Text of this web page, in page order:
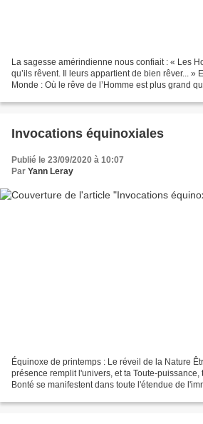
La sagesse amérindienne nous confiait : « Les
qu’ils rêvent. Il leurs appartient de bien rêver... »
Monde : Où le rêve de l’Homme est plus grand
Invocations équinoxiales
Publié le 23/09/2020 à 10:07
Par Yann Leray
Équinoxe de printemps : Le réveil de la Nature
présence remplit l'univers, et ta Toute-puissance,
Bonté se manifestent dans toute l'étendue de